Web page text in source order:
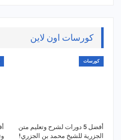
كورسات اون لاين
كورسات
أفضل 5 دورات لشرح وتعليم متن
الجزرية للشيخ محمد بن الجزري!